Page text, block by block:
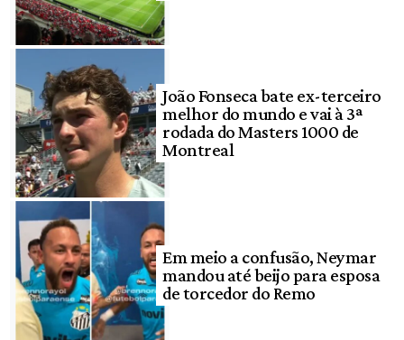
João Fonseca bate ex-terceiro
melhor do mundo e vai à 3ª
rodada do Masters 1000 de
Montreal
Em meio a confusão, Neymar
mandou até beijo para esposa
de torcedor do Remo